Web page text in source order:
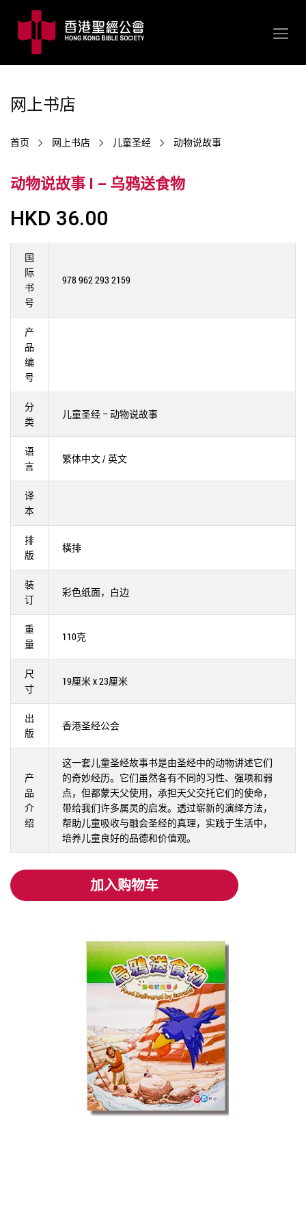
网上书店
首页 网上书店 儿童圣经 动物说故事
动物说故事 I – 乌鸦送食物
HKD 36.00
国
际
书
号
978 962 293 2159
产
品
编
号
分
类
儿童圣经 – 动物说故事
语
言
繁体中文 / 英文
译
本
排
版
橫排
装
订
彩色纸面，白边
重
量
110克
尺
寸
19厘米 x 23厘米
出
版
香港圣经公会
产
品
介
绍
这一套儿童圣经故事书是由圣经中的动物讲述它们
的奇妙经历。它们虽然各有不同的习性、强项和弱
点，但都蒙天父使用，承担天父交托它们的使命，
带给我们许多属灵的启发。透过崭新的演绎方法，
帮助儿童吸收与融会圣经的真理，实践于生活中，
培养儿童良好的品德和价值观。
加入购物车
加入购物车